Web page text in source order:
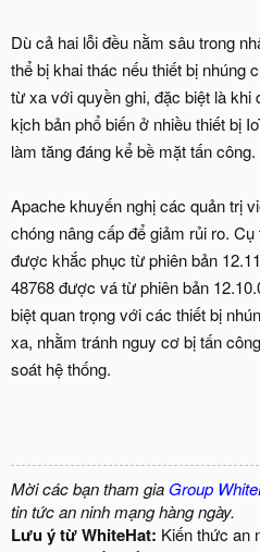
Dù cả hai lỗi đều nằm sâu trong
thể bị khai thác nếu thiết bị nhúng
từ xa với quyền ghi, đặc biệt là
kịch bản phổ biến ở nhiều thiết bị
làm tăng đáng kể bề mặt tấn công.
Apache khuyến nghị các quản trị
chóng nâng cấp để giảm rủi ro.
được khắc phục từ phiên bản
48768 được vá từ phiên bản
biệt quan trọng với các thiết bị
xa, nhằm tránh nguy cơ bị tấn
soát hệ thống.
Mời các bạn tham gia Group
tin tức an ninh mạng hàng ngày.
Lưu ý từ WhiteHat: Kiến thức an